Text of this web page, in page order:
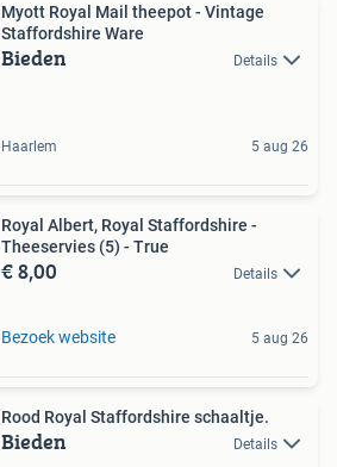
Myott Royal Mail theepot - Vintage
Staffordshire Ware
Bieden Details
Haarlem 5 aug 26
Royal Albert, Royal Staffordshire -
Theeservies (5) - True
€ 8,00 Details
Bezoek website 5 aug 26
Rood Royal Staffordshire schaaltje.
Bieden Details